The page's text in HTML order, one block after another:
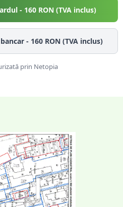
- 160RON (TVA inclus)
- 160RON (TVA inclus)
prin Netopia